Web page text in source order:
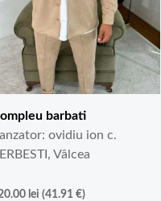
barbati
ovidiu ion c.
Vâlcea
lei (41.91 €)